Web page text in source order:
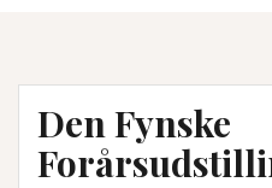
Den Fynske